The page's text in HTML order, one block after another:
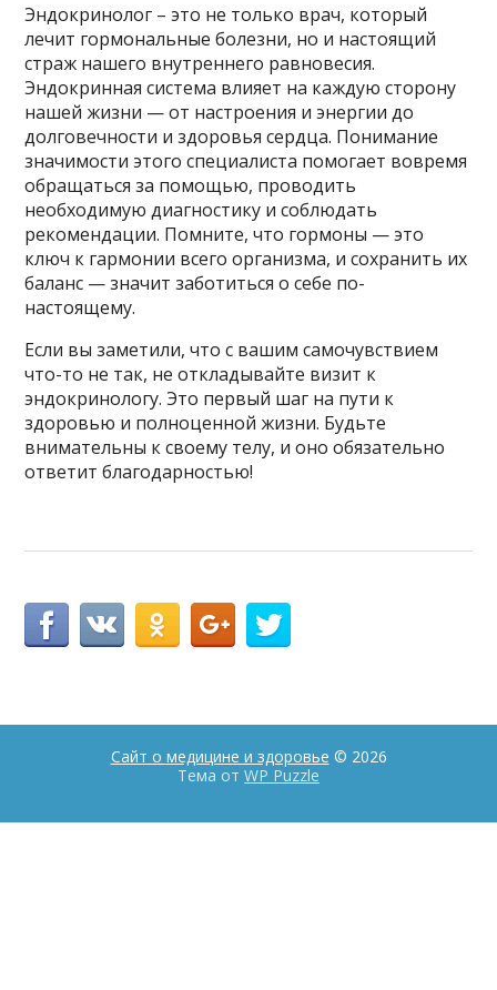
Эндокринолог – это не только врач, который
лечит гормональные болезни, но и настоящий
страж нашего внутреннего равновесия.
Эндокринная система влияет на каждую сторону
нашей жизни — от настроения и энергии до
долговечности и здоровья сердца. Понимание
значимости этого специалиста помогает вовремя
обращаться за помощью, проводить
необходимую диагностику и соблюдать
рекомендации. Помните, что гормоны — это
ключ к гармонии всего организма, и сохранить их
баланс — значит заботиться о себе по-
настоящему.
Если вы заметили, что с вашим самочувствием
что-то не так, не откладывайте визит к
эндокринологу. Это первый шаг на пути к
здоровью и полноценной жизни. Будьте
внимательны к своему телу, и оно обязательно
ответит благодарностью!
Сайт о медицине и здоровье © 2026
Тема от WP Puzzle